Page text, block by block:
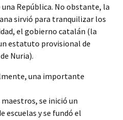
República. No obstante, la
sirvió para tranquilizar los
el gobierno catalán (la
estatuto provisional de
Nuria).
una importante
maestros, se inició un
escuelas y se fundó el